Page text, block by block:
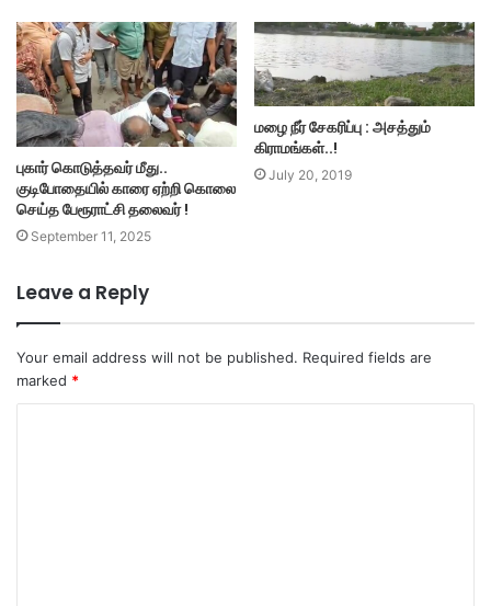
புகார் கொடுத்தவர் மீது..
குடிபோதையில் காரை ஏற்றி கொலை
செய்த பேரூராட்சி தலைவர் !
September 11, 2025
மழை நீர் சேகரிப்பு : அசத்தும்
கிராமங்கள்..!
July 20, 2019
Leave a Reply
Your email address will not be published. Required fields are
marked *